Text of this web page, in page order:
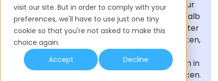
visit our site. But in order to comply with your
preferences, we'll have to use just one tiny
cookie so that you're not asked to make this
choice again.
Accept
Decline
verpflichtet sind, bei Bedarf für die Arbeit zur
Verfügung zu stehen, typischerweise außerhalb
ihrer regulären Arbeitszeiten. Diese Mitarbeiter
werden häufig von ihren Arbeitgebern gebeten,
kurzfristig zu arbeiten, in der Regel um
unerwartete Abwesenheiten, Schwankungen in
der Arbeitsbelastung oder Notfälle abzudecken.